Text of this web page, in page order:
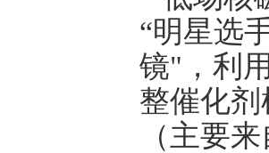
“明星选
镜"，利
整催化
（主要